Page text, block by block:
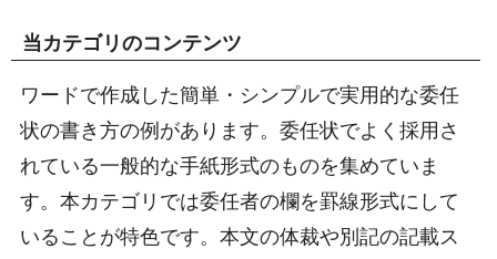
当カテゴリのコンテンツ
ワードで作成した簡単・シンプルで実用的な委任
状の書き方の例があります。委任状でよく採用さ
れている一般的な手紙形式のものを集めていま
す。本カテゴリでは委任者の欄を罫線形式にして
いることが特色です。本文の体裁や別記の記載ス